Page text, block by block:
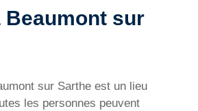
Beaumont sur
sur Sarthe est un lieu
les personnes peuvent